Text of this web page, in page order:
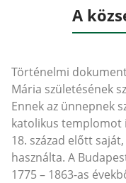
A
Történelmi
Mária születésének
Ennek az ünnepnek
katolikus templomot
18. század előtt
használta. A
1775 – 1863-as